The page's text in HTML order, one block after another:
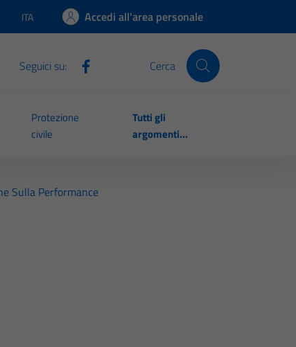
Lingua attiva:
ITA Accedi all'area personale
Seguici su: Cerca
Protezione
civile
Tutti gli
argomenti...
Sulla Performance